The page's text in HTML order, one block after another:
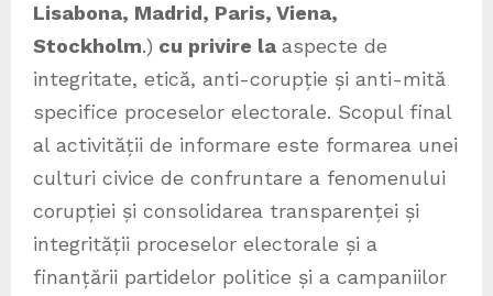
Lisabona, Madrid, Paris, Viena,
Stockholm.) cu privire la aspecte de
integritate, etică, anti-corupție și anti-mită
specifice proceselor electorale. Scopul final
al activității de informare este formarea unei
culturi civice de confruntare a fenomenului
corupției și consolidarea transparenței și
integrității proceselor electorale și a
finanțării partidelor politice și a campaniilor